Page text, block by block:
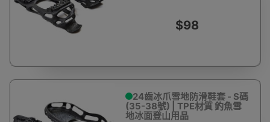
$98
24齒冰爪雪地防滑鞋套 - S碼
(35-38號) | TPE材質 釣魚雪
地冰面登山用品